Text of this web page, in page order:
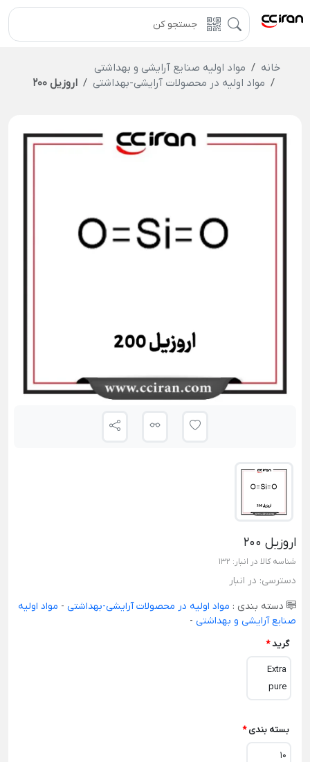
خانه
مواد اولیه صنایع آرایشی و بهداشتی
مواد اولیه در محصولات آرایشی-بهداشتی
اروزیل 200
اروزیل 200
شناسه کالا در انبار: 132
دسترسی: در انبار
دسته بندی : مواد اولیه در محصولات آرایشی-بهداشتی - مواد اولیه
صنایع آرایشی و بهداشتی -
گرید*
Extra
pure
بسته بندی *
10